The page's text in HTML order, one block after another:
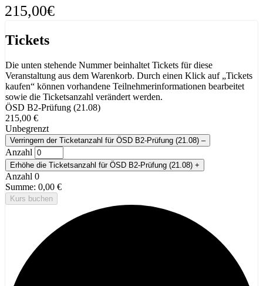
215,00€
Tickets
Die unten stehende Nummer beinhaltet Tickets für diese
Veranstaltung aus dem Warenkorb. Durch einen Klick auf „Tickets
kaufen“ können vorhandene Teilnehmerinformationen bearbeitet
sowie die Ticketsanzahl verändert werden.
ÖSD B2-Prüfung (21.08)
215,00 €
Unbegrenzt
Verringern der Ticketanzahl für ÖSD B2-Prüfung (21.08) –
Anzahl
Erhöhe die Ticketsanzahl für ÖSD B2-Prüfung (21.08) +
Anzahl 0
Summe: 0,00 €
Kurs buchen